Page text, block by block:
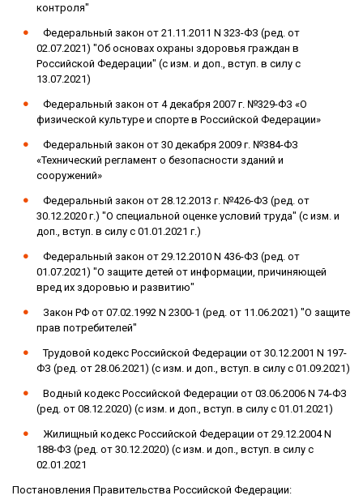
контроля"
Федеральный закон от 21.11.2011 N 323-ФЗ (ред. от
02.07.2021) "Об основах охраны здоровья граждан в
Российской Федерации" (с изм. и доп., вступ. в силу с
13.07.2021)
Федеральный закон от 4 декабря 2007 г. №329-ФЗ «О
физической культуре и спорте в Российской Федерации»
Федеральный закон от 30 декабря 2009 г. №384-ФЗ
«Технический регламент о безопасности зданий и
сооружений»
Федеральный закон от 28.12.2013 г. №426-ФЗ (ред. от
30.12.2020 г.) "О специальной оценке условий труда" (с изм. и
доп., вступ. в силу с 01.01.2021 г.)
Федеральный закон от 29.12.2010 N 436-ФЗ (ред. от
01.07.2021) "О защите детей от информации, причиняющей
вред их здоровью и развитию"
Закон РФ от 07.02.1992 N 2300-1 (ред. от 11.06.2021) "О защите
прав потребителей"
Трудовой кодекс Российской Федерации от 30.12.2001 N 197-
ФЗ (ред. от 28.06.2021) (с изм. и доп., вступ. в силу с 01.09.2021)
Водный кодекс Российской Федерации от 03.06.2006 N 74-ФЗ
(ред. от 08.12.2020) (с изм. и доп., вступ. в силу с 01.01.2021)
Жилищный кодекс Российской Федерации от 29.12.2004 N
188-ФЗ (ред. от 30.12.2020) (с изм. и доп., вступ. в силу с
02.01.2021
Постановления Правительства Российской Федерации: